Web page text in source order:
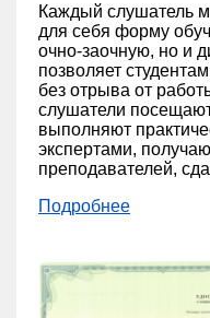
Каждый слушатель
для себя форму
очно-заочную, но и
позволяет
без отрыва от
слушатели
выполняют
экспертами,
преподавателей,
Подробнее